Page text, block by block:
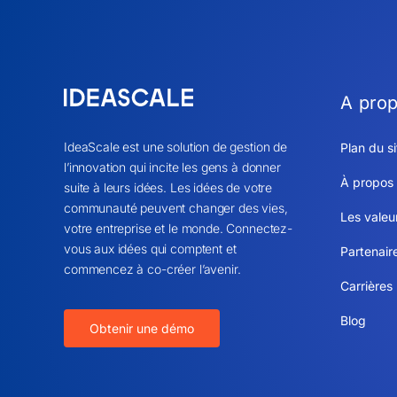
IdeaScale est une solution de gestion de
l’innovation qui incite les gens à donner
suite à leurs idées. Les idées de votre
communauté peuvent changer des vies,
votre entreprise et le monde. Connectez-
vous aux idées qui comptent et
commencez à co-créer l’avenir.
Obtenir une démo
A
Plan du
À propos
Les
Carrières
Blog